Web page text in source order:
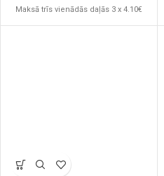
Maksā trīs vienādās daļās 3 x 4.10€